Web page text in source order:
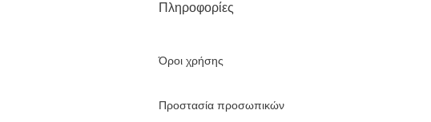
Πληροφορίες
Όροι χρήσης
Προστασία προσωπικών